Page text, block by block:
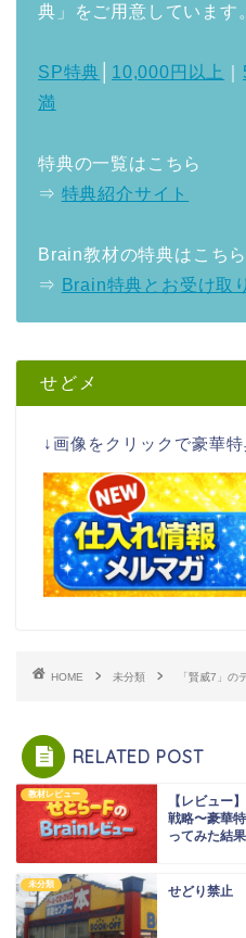
典」をご用意しています
SP特典 10,000円以上
満
特典の一覧はこちら
⇒ 特典紹介サイト
Brain教材の特典はこちら
⇒ Brain特典とお受け取
せどメ
↓画像をクリックで豪華特
HOME 未分類 「賢威7」の
RELATED POST
教材レビュー
【レビュー
戦略〜豪華
ってみた結
未分類 せどり禁止